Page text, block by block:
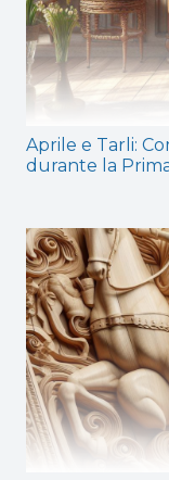
Aprile e Tarli:
durante la